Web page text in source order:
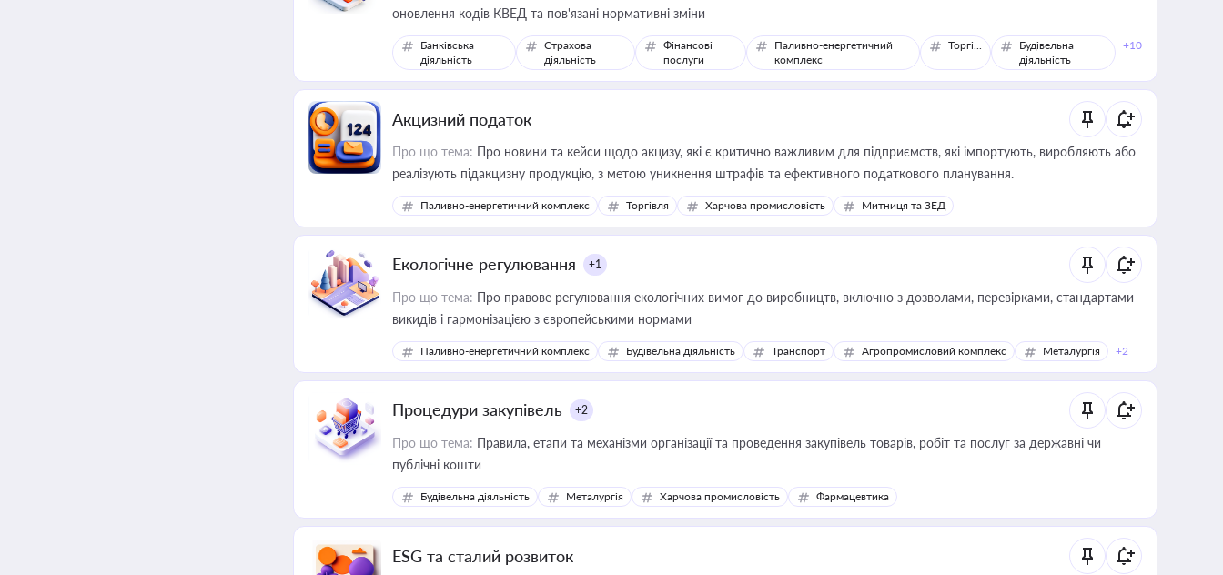
оновлення кодів КВЕД та пов'язані нормативні зміни
Банківська
діяльність
Страхова
діяльність
Фінансові
послуги
Паливно-енергетичний
комплекс
Торгівля
Будівельна
діяльність
+10
Акцизний податок
Про що тема: Про новини та кейси щодо акцизу, які є критично важливим для підприємств, які імпортують, виробляють або
реалізують підакцизну продукцію, з метою уникнення штрафів та ефективного податкового планування.
Паливно-енергетичний комплекс Торгівля Харчова промисловість Митниця та ЗЕД
Екологічне регулювання +1
Про що тема: Про правове регулювання екологічних вимог до виробництв, включно з дозволами, перевірками, стандартами
викидів і гармонізацією з європейськими нормами
Паливно-енергетичний комплекс Будівельна діяльність Транспорт Агропромисловий комплекс Металургія +2
Процедури закупівель +2
Про що тема: Правила, етапи та механізми організації та проведення закупівель товарів, робіт та послуг за державні чи
публічні кошти
Будівельна діяльність Металургія Харчова промисловість Фармацевтика
ESG та сталий розвиток